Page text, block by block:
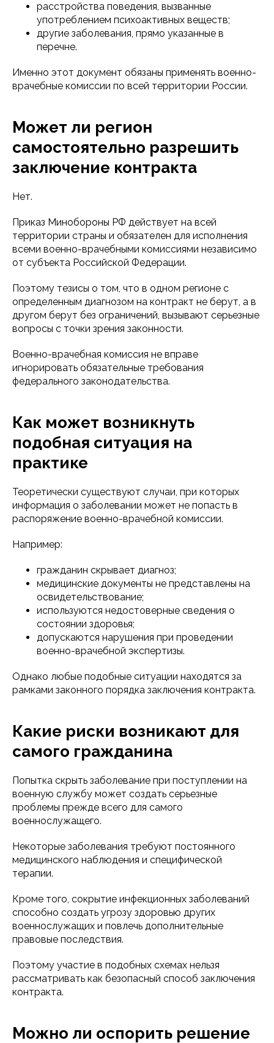
расстройства поведения, вызванные
употреблением психоактивных веществ;
другие заболевания, прямо указанные в
перечне.
Именно этот документ обязаны применять военно-
врачебные комиссии по всей территории России.
Может ли регион
самостоятельно разрешить
заключение контракта
Нет.
Приказ Минобороны РФ действует на всей
территории страны и обязателен для исполнения
всеми военно-врачебными комиссиями независимо
от субъекта Российской Федерации.
Поэтому тезисы о том, что в одном регионе с
определенным диагнозом на контракт не берут, а в
другом берут без ограничений, вызывают серьезные
вопросы с точки зрения законности.
Военно-врачебная комиссия не вправе
игнорировать обязательные требования
федерального законодательства.
Как может возникнуть
подобная ситуация на
практике
Теоретически существуют случаи, при которых
информация о заболевании может не попасть в
распоряжение военно-врачебной комиссии.
Например:
гражданин скрывает диагноз;
медицинские документы не представлены на
освидетельствование;
используются недостоверные сведения о
состоянии здоровья;
допускаются нарушения при проведении
военно-врачебной экспертизы.
Однако любые подобные ситуации находятся за
рамками законного порядка заключения контракта.
Какие риски возникают для
самого гражданина
Попытка скрыть заболевание при поступлении на
военную службу может создать серьезные
проблемы прежде всего для самого
военнослужащего.
Некоторые заболевания требуют постоянного
медицинского наблюдения и специфической
терапии.
Кроме того, сокрытие инфекционных заболеваний
способно создать угрозу здоровью других
военнослужащих и повлечь дополнительные
правовые последствия.
Поэтому участие в подобных схемах нельзя
рассматривать как безопасный способ заключения
контракта.
Можно ли оспорить решение